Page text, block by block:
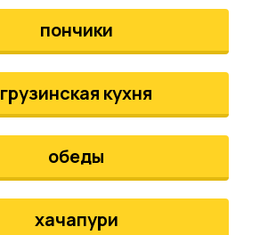
пончики
грузинская кухня
обеды
хачапури